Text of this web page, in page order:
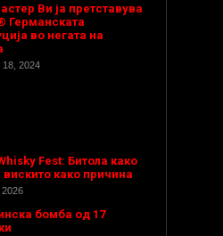
Ви ја претставува
Германската
во негата на
2024
Fest: Битола како
како причина
бомба од 17